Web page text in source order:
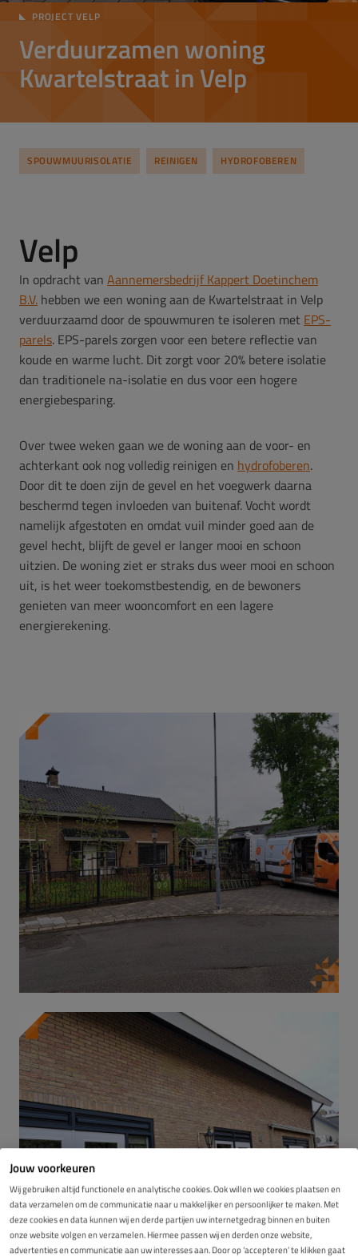
Jouw voorkeuren
Wij gebruiken altijd functionele en analytische cookies. Ook willen we cookies plaatsen en
data verzamelen om de communicatie naar u makkelijker en persoonlijker te maken. Met
deze cookies en data kunnen wij en derde partijen uw internetgedrag binnen en buiten
onze website volgen en verzamelen. Hiermee passen wij en derden onze website,
advertenties en communicatie aan uw interesses aan. Door op ‘accepteren’ te klikken gaat
PROJECT VELP
Verduurzamen woning
Kwartelstraat in Velp
SPOUWMUURISOLATIE REINIGEN HYDROFOBEREN
Velp
In opdracht van Aannemersbedrijf Kappert Doetinchem
B.V. hebben we een woning aan de Kwartelstraat in Velp
verduurzaamd door de spouwmuren te isoleren met EPS-
parels. EPS-parels zorgen voor een betere reflectie van
koude en warme lucht. Dit zorgt voor 20% betere isolatie
dan traditionele na-isolatie en dus voor een hogere
energiebesparing.
Over twee weken gaan we de woning aan de voor- en
achterkant ook nog volledig reinigen en hydrofoberen.
Door dit te doen zijn de gevel en het voegwerk daarna
beschermd tegen invloeden van buitenaf. Vocht wordt
namelijk afgestoten en omdat vuil minder goed aan de
gevel hecht, blijft de gevel er langer mooi en schoon
uitzien. De woning ziet er straks dus weer mooi en schoon
uit, is het weer toekomstbestendig, en de bewoners
genieten van meer wooncomfort en een lagere
energierekening.